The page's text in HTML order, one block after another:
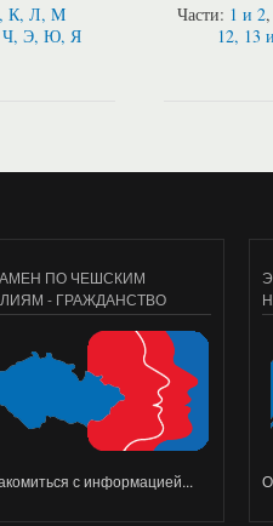
К, Л, M
Ч, Э, Ю, Я
Части: 1 и 2,
12, 13
ПО ЧЕШСКИМ
- ГРАЖДАНСТВО
с информацией...